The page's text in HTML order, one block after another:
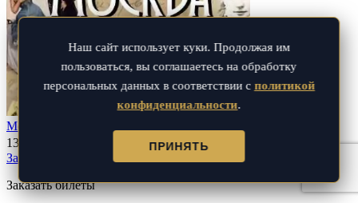
Москва кабаков и притонов (пешеходная)
1300
Записаться
Заказать билеты
Наш сайт использует куки. Продолжая им
пользоваться, вы соглашаетесь на обработку
персональных данных в соответствии с политикой
конфиденциальности.
ПРИНЯТЬ